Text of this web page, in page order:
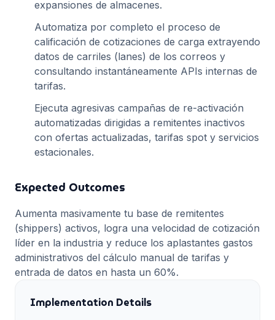
expansiones de almacenes.
Automatiza por completo el proceso de
calificación de cotizaciones de carga extrayendo
datos de carriles (lanes) de los correos y
consultando instantáneamente APIs internas de
tarifas.
Ejecuta agresivas campañas de re-activación
automatizadas dirigidas a remitentes inactivos
con ofertas actualizadas, tarifas spot y servicios
estacionales.
Expected Outcomes
Aumenta masivamente tu base de remitentes
(shippers) activos, logra una velocidad de cotización
líder en la industria y reduce los aplastantes gastos
administrativos del cálculo manual de tarifas y
entrada de datos en hasta un 60%.
Implementation Details